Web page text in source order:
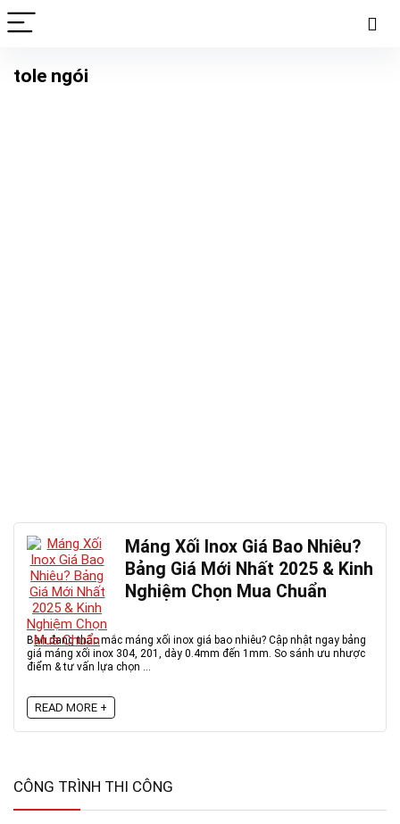
tole ngói
Máng Xối Inox Giá Bao Nhiêu?
Bảng Giá Mới Nhất 2025 & Kinh
Nghiệm Chọn Mua Chuẩn
Bạn đang thắc mắc máng xối inox giá bao nhiêu? Cập nhật ngay bảng
giá máng xối inox 304, 201, dày 0.4mm đến 1mm. So sánh ưu nhược
điểm & tư vấn lựa chọn ...
READ MORE +
CÔNG TRÌNH THI CÔNG